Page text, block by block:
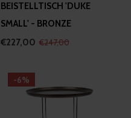
BEISTELLTISCH 'DUKE
SMALL' - BRONZE
€227,00 €247,00
-6%